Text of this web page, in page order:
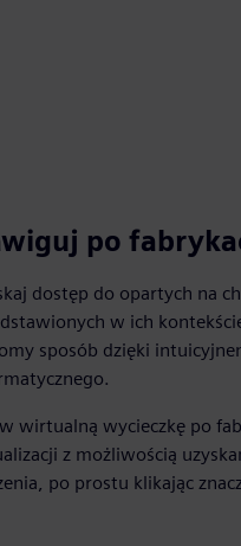
po
dostęp do opartych na
w ich
sposób dzięki
wirtualną wycieczkę po
z możliwością
po prostu klikając